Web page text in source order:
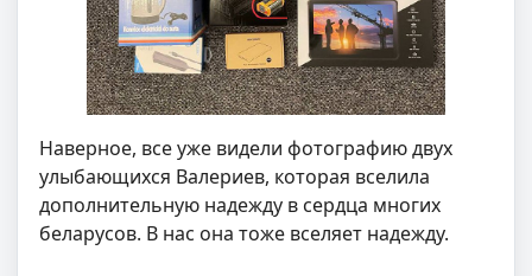
Наверное, все уже видели фотографию двух
улыбающихся Валериев, которая вселила
дополнительную надежду в сердца многих
беларусов. В нас она тоже вселяет надежду.